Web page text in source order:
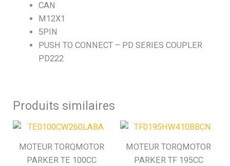
CAN
M12X1
5PIN
PUSH TO CONNECT – PD SERIES COUPLER
PD222
Produits similaires
MOTEUR TORQMOTOR
PARKER TE 100CC
MOTEUR TORQMOTOR
PARKER TF 195CC